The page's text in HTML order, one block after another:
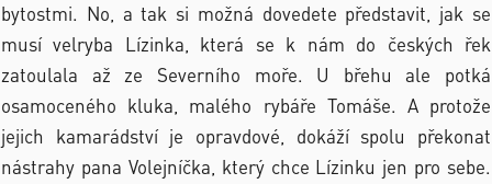
bytostmi. No, a tak si možná dovedete představit, jak se
musí velryba Lízinka, která se k nám do českých řek
zatoulala až ze Severního moře. U břehu ale potká
osamoceného kluka, malého rybáře Tomáše. A protože
jejich kamarádství je opravdové, dokáží spolu překonat
nástrahy pana Volejníčka, který chce Lízinku jen pro sebe.